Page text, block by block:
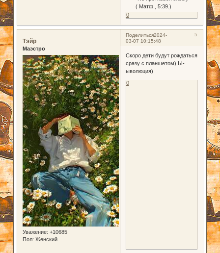
( Матф., 5:39.)
0
Поделиться 5
2024-
03-07 10:15:48
Тэйр
Маэстро
Уважение: +10685
Пол: Женский
Скоро дети будут рождаться
сразу с планшетом) Ы-
ыволюция)
0